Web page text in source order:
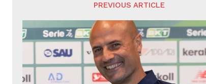
e
n
d
o
PREVIOUS ARTICLE